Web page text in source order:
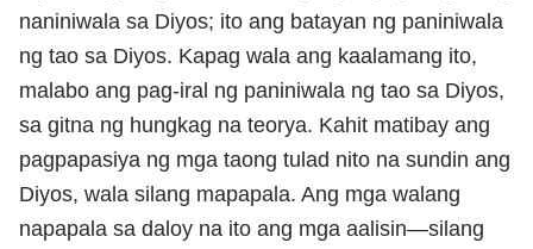
naniniwala sa Diyos; ito ang batayan ng paniniwala
ng tao sa Diyos. Kapag wala ang kaalamang ito,
malabo ang pag-iral ng paniniwala ng tao sa Diyos,
sa gitna ng hungkag na teorya. Kahit matibay ang
pagpapasiya ng mga taong tulad nito na sundin ang
Diyos, wala silang mapapala. Ang mga walang
napapala sa daloy na ito ang mga aalisin—silang